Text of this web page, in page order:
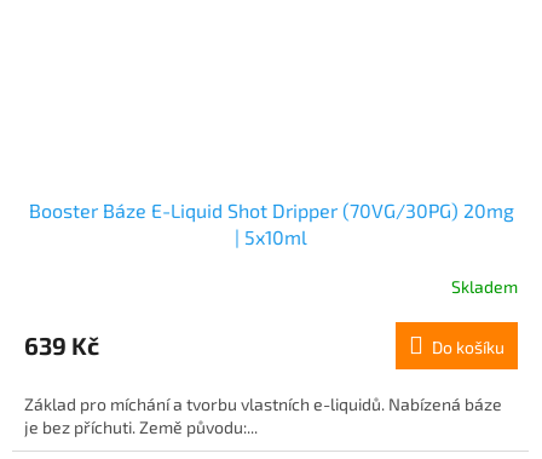
Booster Báze E-Liquid Shot Dripper (70VG/30PG) 20mg
| 5x10ml
Skladem
639 Kč Do košíku
Základ pro míchání a tvorbu vlastních e-liquidů. Nabízená báze
je bez příchuti. Země původu:...